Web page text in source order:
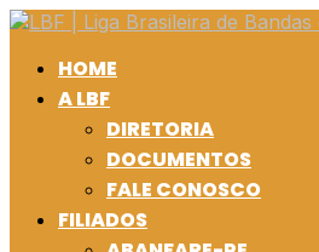
HOME
A LBF
DIRETORIA
DOCUMENTOS
FALE CONOSCO
FILIADOS